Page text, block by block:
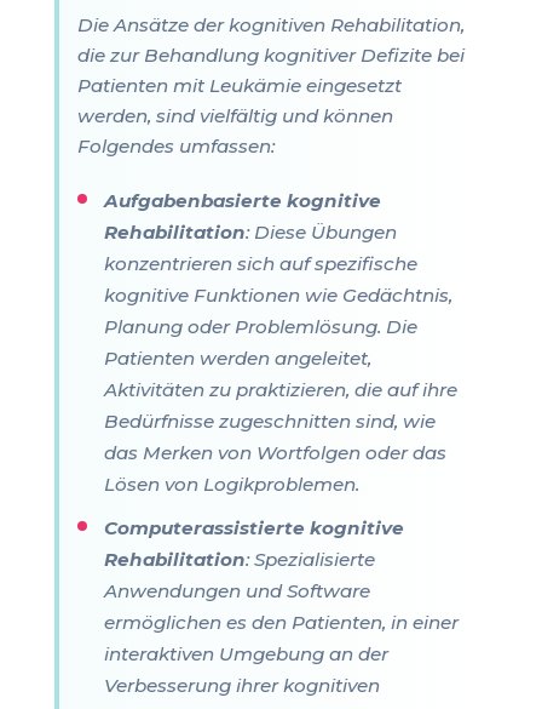
Die Ansätze der kognitiven Rehabilitation,
die zur Behandlung kognitiver Defizite bei
Patienten mit Leukämie eingesetzt
werden, sind vielfältig und können
Folgendes umfassen:
Aufgabenbasierte kognitive
Rehabilitation: Diese Übungen
konzentrieren sich auf spezifische
kognitive Funktionen wie Gedächtnis,
Planung oder Problemlösung. Die
Patienten werden angeleitet,
Aktivitäten zu praktizieren, die auf ihre
Bedürfnisse zugeschnitten sind, wie
das Merken von Wortfolgen oder das
Lösen von Logikproblemen.
Computerassistierte kognitive
Rehabilitation: Spezialisierte
Anwendungen und Software
ermöglichen es den Patienten, in einer
interaktiven Umgebung an der
Verbesserung ihrer kognitiven